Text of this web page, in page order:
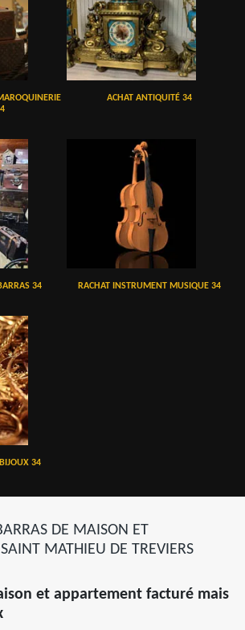
ACHAT ANTIQUITÉ 34
34 RACHAT INSTRUMENT MUSIQUE 34
34
DE MAISON ET
MATHIEU DE TREVIERS
et appartement facturé mais